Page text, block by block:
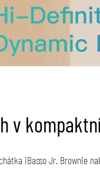
v
iBasso Jr. Brownie